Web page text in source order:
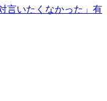
言いたくなかった」有